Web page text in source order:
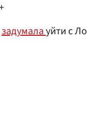
задумалауйти с